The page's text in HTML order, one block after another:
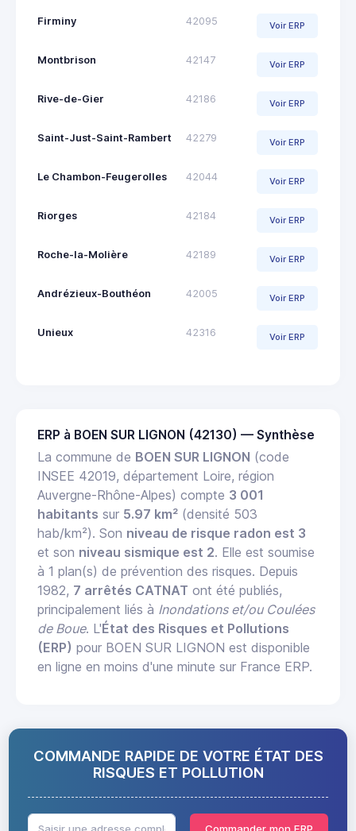
Firminy 42095 Voir ERP
Montbrison 42147 Voir ERP
Rive-de-Gier 42186 Voir ERP
Saint-Just-Saint-Rambert 42279 Voir ERP
Le Chambon-Feugerolles 42044 Voir ERP
Riorges 42184 Voir ERP
Roche-la-Molière 42189 Voir ERP
Andrézieux-Bouthéon 42005 Voir ERP
Unieux 42316 Voir ERP
ERP à BOEN SUR LIGNON (42130) — Synthèse
La commune de BOEN SUR LIGNON (code
INSEE 42019, département Loire, région
Auvergne-Rhône-Alpes) compte 3 001
habitants sur 5.97 km² (densité 503
hab/km²). Son niveau de risque radon est 3
et son niveau sismique est 2. Elle est soumise
à 1 plan(s) de prévention des risques. Depuis
1982, 7 arrêtés CATNAT ont été publiés,
principalement liés à Inondations et/ou Coulées
de Boue. L'État des Risques et Pollutions
(ERP) pour BOEN SUR LIGNON est disponible
en ligne en moins d'une minute sur France ERP.
COMMANDE RAPIDE DE VOTRE ÉTAT DES
RISQUES ET POLLUTION
Commander mon ERP